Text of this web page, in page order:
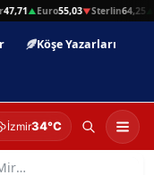
▲Euro55,03▼Sterlin64,25▲
Köşe Yazarları
İzmir34°C
Türkan Saylan'ın Mirası: Eğitimde Fırsat Eşitliği ve Kadın Hakları için Mücadele